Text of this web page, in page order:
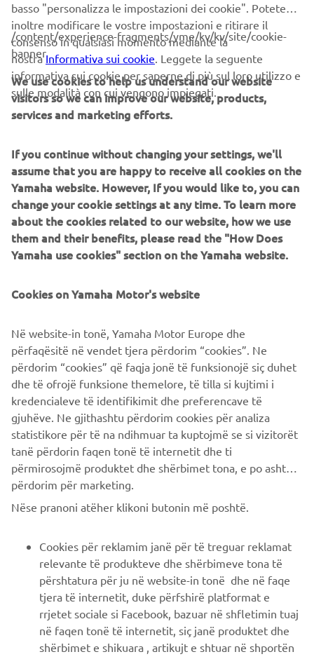
SPECIFICATIONS
Drive unit:Displays are interchangeable for all 2022
model year 25km/h drive units
Power supply:1,200mA (with PW-X3) 1,000mA
(with other units)
Connectivity:Bluetooth® Low Energy Technology
ANT+™
Functionality (Always on):Battery capacity / Assist
mode indicator
Functionality (Selectable*):Additional features
devices. ANT+™ profiles: LEV : Light Electric Vehicle
* Of the selectable items, infrequently-used functions can
be hidden.
** Bluetooth® Low Energy Technology connection is
necessary
PIÙ YAMAHA
SUPPORTO
basso "personalizza le impostazioni dei cookie". Potete
inoltre modificare le vostre impostazioni e ritirare il
consenso in qualsiasi momento mediante la
nostraInformativa sui cookie. Leggete la seguente
informativa sui cookie per saperne di più sul loro utilizzo e
sulle modalità con cui vengono impiegati.
/content/experience-fragments/yme/kv/kv/site/cookie-
banner
We use cookies to help us understand our website
visitors so we can improve our website, products,
services and marketing efforts.
If you continue without changing your settings, we'll
assume that you are happy to receive all cookies on the
Yamaha website. However, If you would like to, you can
change your cookie settings at any time. To learn more
about the cookies related to our website, how we use
them and their benefits, please read the "How Does
Yamaha use cookies" section on the Yamaha website.
Cookies on Yamaha Motor's website
Në website-in tonë, Yamaha Motor Europe dhe
përfaqësitë në vendet tjera përdorim “cookies”. Ne
përdorim “cookies” që faqja jonë të funksionojë siç duhet
dhe të ofrojë funksione themelore, të tilla si kujtimi i
kredencialeve të identifikimit dhe preferencave të
gjuhëve. Ne gjithashtu përdorim cookies për analiza
statistikore për të na ndihmuar ta kuptojmë se si vizitorët
tanë përdorin faqen tonë të internetit dhe ti
përmirosojmë produktet dhe shërbimet tona, e po ashtu ti
përdorim për marketing.
Nëse pranoni atëher klikoni butonin më poshtë.
Cookies për reklamim janë për të treguar reklamat
relevante të produkteve dhe shërbimeve tona të
përshtatura për ju në website-in tonë dhe në faqe
tjera të internetit, duke përfshirë platformat e
rrjetet sociale si Facebook, bazuar në shfletimin tuaj
në faqen tonë të internetit, siç janë produktet dhe
shërbimet e shikuara , artikujt e shtuar në shportën